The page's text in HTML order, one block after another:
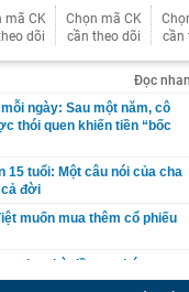
mã CK
dõi
Chọn mã CK
cần theo dõi
cần
Đọc
ngày: Sau một năm, cô
thói quen khiến tiền “bốc
15 tuổi: Một câu nói của cha
cả đời
muốn mua thêm cổ phiếu
cho nhà đầu tư chứng